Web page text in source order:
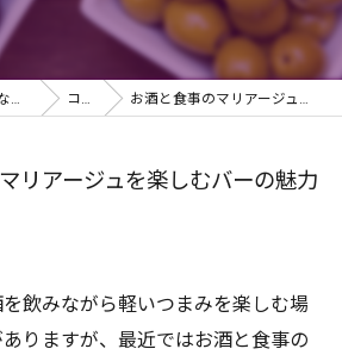
東京都西葛西のバーならPUB & BAR Lien コラム お酒と食事のマリアージュを楽しむバーの魅力
リアージュを楽しむバーの魅力
飲みながら軽いつまみを楽しむ場
りますが、最近ではお酒と食事の